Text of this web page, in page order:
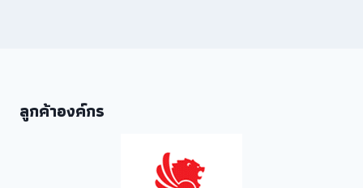
ลูกค้าองค์กร